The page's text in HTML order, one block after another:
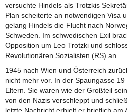
versuchte Hindels als Trotzkis
Plan scheiterte an notwendigen Visa
gelang Hindels die Flucht nach
Schweden. Im schwedischen Exil
Opposition um Leo Trotzki und
Revolutionären Sozialisten (RS) an.
1945 nach Wien und Österreich
nicht mehr vor. In der Spaungasse
Eltern. Sie waren wie der Großteil
von den Nazis verschleppt und